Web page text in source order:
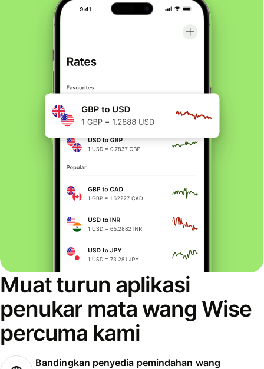
Muat turun aplikasi
penukar mata wang Wise
percuma kami
Bandingkan penyedia pemindahan wang